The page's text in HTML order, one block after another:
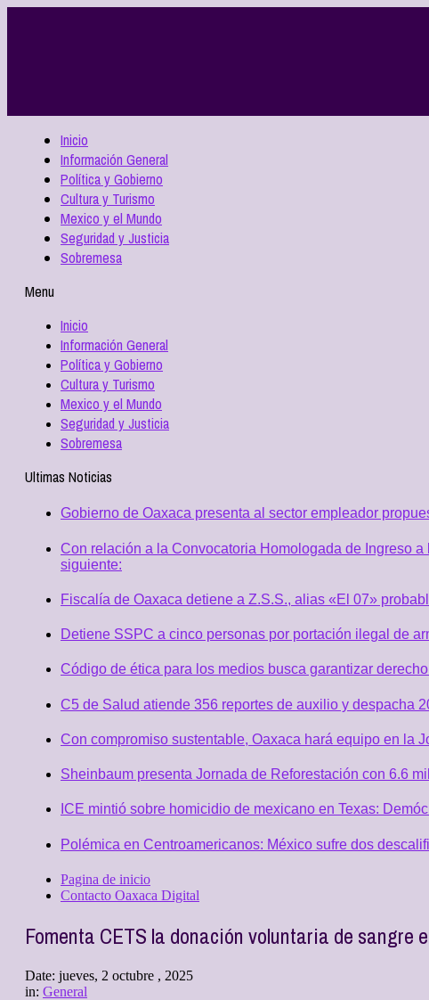
Inicio
Información General
Política y Gobierno
Cultura y Turismo
Mexico y el Mundo
Seguridad y Justicia
Sobremesa
Menu
Inicio
Información General
Política y Gobierno
Cultura y Turismo
Mexico y el Mundo
Seguridad y Justicia
Sobremesa
Ultimas Noticias
Gobierno de Oaxaca presenta al sector empleador
Con relación a la Convocatoria Homologada de Ingreso
siguiente:
Fiscalía de Oaxaca detiene a Z.S.S., alias «El 07»
Detiene SSPC a cinco personas por portación ilegal de
Código de ética para los medios busca garantizar
C5 de Salud atiende 356 reportes de auxilio y despacha
Con compromiso sustentable, Oaxaca hará equipo en la
Sheinbaum presenta Jornada de Reforestación con 6.6
ICE mintió sobre homicidio de mexicano en Texas:
Polémica en Centroamericanos: México sufre dos
Pagina de inicio
Contacto Oaxaca Digital
Fomenta CETS la donación voluntaria de sangre
Date: jueves, 2 octubre , 2025
in: General